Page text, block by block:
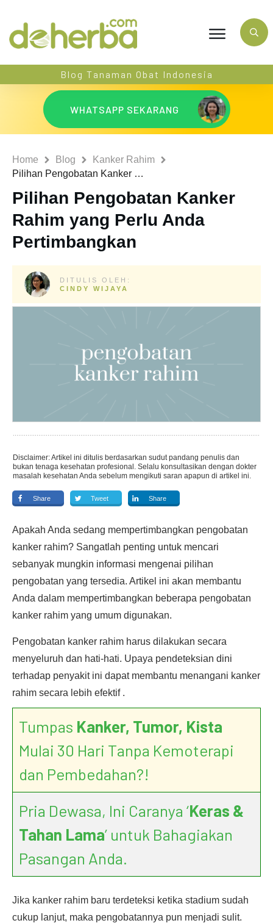
Blog Tanaman Obat Indonesia
WHATSAPP SEKARANG
Home Blog
Kanker Rahim
Pilihan Pengobatan Kanker Rahim yang Perlu Anda Pertimbangkan
Pilihan Pengobatan Kanker
Rahim yang Perlu Anda
Pertimbangkan
DITULIS OLEH:
CINDY WIJAYA
Disclaimer: Artikel ini ditulis berdasarkan sudut pandang penulis dan
bukan tenaga kesehatan profesional. Selalu konsultasikan dengan dokter
masalah kesehatan Anda sebelum mengikuti saran apapun di artikel ini.
Share Tweet Share
Apakah Anda sedang mempertimbangkan pengobatan
kanker rahim? Sangatlah penting untuk mencari
sebanyak mungkin informasi mengenai pilihan
pengobatan yang tersedia. Artikel ini akan membantu
Anda dalam mempertimbangkan beberapa pengobatan
kanker rahim yang umum digunakan.
Pengobatan kanker rahim harus dilakukan secara
menyeluruh dan hati-hati. Upaya pendeteksian dini
terhadap penyakit ini dapat membantu menangani kanker
rahim secara lebih efektif .
Tumpas Kanker, Tumor, Kista
Mulai 30 Hari Tanpa Kemoterapi
dan Pembedahan?!
Pria Dewasa, Ini Caranya ‘Keras &
Tahan Lama’ untuk Bahagiakan
Pasangan Anda.
Jika kanker rahim baru terdeteksi ketika stadium sudah
cukup lanjut, maka pengobatannya pun menjadi sulit.